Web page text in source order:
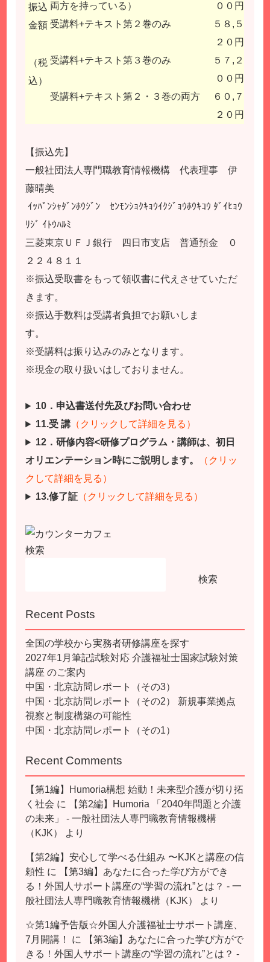
振込
金額
（税
込）
両方を持っている）
００円
受講料+テキスト第２巻のみ
５８,５
２０円
受講料+テキスト第３巻のみ
５７,２
００円
受講料+テキスト第２・３巻の両方
６０,７
２０円
【振込先】
一般社団法人専門職教育情報機構 代表理事 伊
藤晴美
ｲｯﾊﾟﾝｼｬﾀﾞﾝﾎｳｼﾞﾝ ｾﾝﾓﾝｼｮｸｷｮｳｲｸｼﾞｮｳﾎｳｷｺｳ ﾀﾞｲﾋｮｳ
ﾘｼﾞ ｲﾄｳﾊﾙﾐ
三菱東京ＵＦＪ銀行 四日市支店 普通預金 ０
２２４８１１
※振込受取書をもって領収書に代えさせていただ
きます。
※振込手数料は受講者負担でお願いしま
す。
※受講料は振り込みのみとなります。
※現金の取り扱いはしておりません。
10 ．申込書送付先及びお問い合わせ
11.受 講 （クリックして詳細を見る）
12．研修内容<研修プログラム・講師は、初日
オリエンテーション時にご説明します。
（クリッ
クして詳細を見る）
13.修了証 （クリックして詳細を見る）
検索
検索
Recent Posts
全国の学校から実務者研修講座を探す
2027年1月筆記試験対応 介護福祉士国家試験対策
講座 のご案内
中国・北京訪問レポート（その3）
中国・北京訪問レポート（その2） 新規事業拠点
視察と制度構築の可能性
中国・北京訪問レポート（その1）
Recent Comments
【第1編】Humoria構想 始動！未来型介護が切り拓
く社会 に
【第2編】Humoria 「2040年問題と介護
の未来」 - 一般社団法人専門職教育情報機構
（KJK）
より
【第2編】安心して学べる仕組み 〜KJKと講座の信
頼性 に
【第3編】あなたに合った学び方ができ
る！外国人サポート講座の“学習の流れ”とは？ - 一
般社団法人専門職教育情報機構（KJK）
より
☆第1編予告版☆外国人介護福祉士サポート講座、
7月開講！
に
【第3編】あなたに合った学び方がで
きる！外国人サポート講座の“学習の流れ”とは？ -